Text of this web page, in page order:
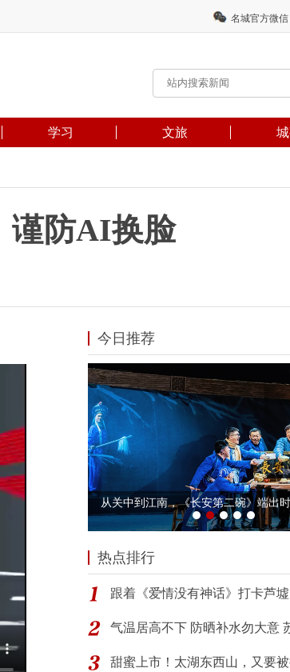
名城官方微信
学习 文旅
谨防AI换脸
今日推荐
热点排行
跟着《爱情没有神话》打卡芦
气温居高不下 防晒补水勿大意
甜蜜上市！太湖东西山，又要